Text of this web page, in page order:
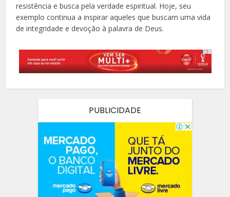
resistência e busca pela verdade espiritual. Hoje, seu
exemplo continua a inspirar aqueles que buscam uma vida
de integridade e devoção à palavra de Deus.
PUBLICIDADE